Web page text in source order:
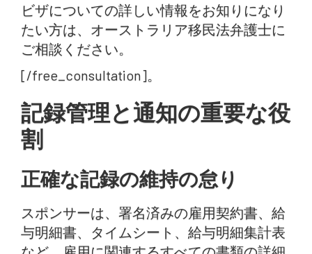
ビザについての詳しい情報をお知りになり
たい方は、オーストラリア移民法弁護士に
ご相談ください。
[/free_consultation]。
記録管理と通知の重要な役
割
正確な記録の維持の怠り
スポンサーは、署名済みの雇用契約書、給
与明細書、タイムシート、給与明細集計表